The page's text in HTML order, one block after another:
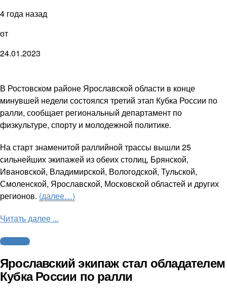
4 года назад
от
24.01.2023
В Ростовском районе Ярославской области в конце
минувшей недели состоялся третий этап Кубка России по
ралли, сообщает региональный департамент по
физкультуре, спорту и молодежной политике.
На старт знаменитой раллийной трассы вышли 25
сильнейших экипажей из обеих столиц, Брянской,
Ивановской, Владимирской, Вологодской, Тульской,
Смоленской, Ярославской, Московской областей и других
регионов. (далее…)
Читать далее ...
Автоспорт
Ярославский экипаж стал обладателем
Кубка России по ралли